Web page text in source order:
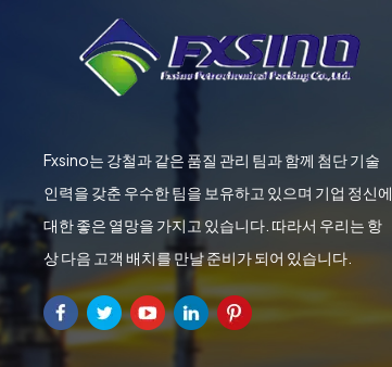
Fxsino는 강철과 같은 품질 관리 팀과 함께 첨단 기술
인력을 갖춘 우수한 팀을 보유하고 있으며 기업 정신에
대한 좋은 열망을 가지고 있습니다. 따라서 우리는 항
상 다음 고객 배치를 만날 준비가 되어 있습니다.